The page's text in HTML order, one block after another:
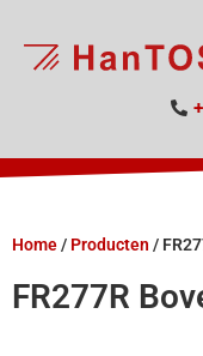
Home/ Producten /
FR277R